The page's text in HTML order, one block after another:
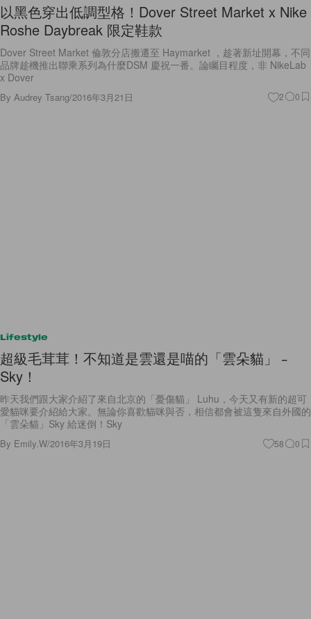
以黑色穿出低調型格！Dover Street Market x Nike
Roshe Daybreak 限定鞋款
Dover Street Market 倫敦分店搬遷至 Haymarket ，趁著新址開幕，不同
品牌趁機推出聯乘系列為什麼DSM 慶祝一番。論矚目程度，非 NikeLab
x Dover
By Audrey Tsang/2016年3月21日 2 0
Lifestyle
超級毛茸茸！不知道是雲還是喵的「雲朵貓」﹣
Sky！
昨天我們跟大家介紹了來自北京的「憂傷貓」 Luhu，今天又有新的超可
愛貓咪要介紹給大家。無論你喜歡貓咪與否，相信都會被這隻來自外國的
「雲朵貓」Sky 給迷倒！Sky
By Emily.W/2016年3月19日 58 0